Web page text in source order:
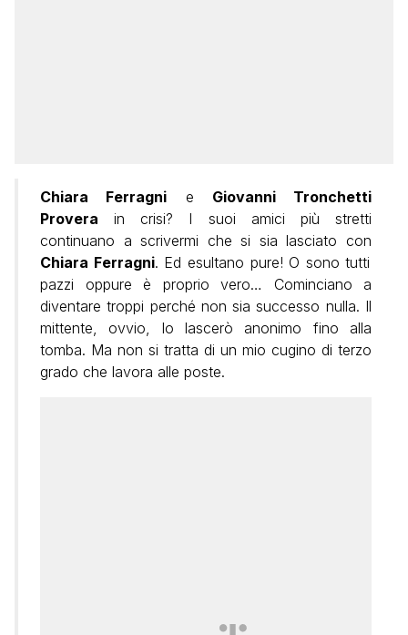
Chiara Ferragni e Giovanni Tronchetti
Provera in crisi? I suoi amici più stretti
continuano a scrivermi che si sia lasciato con
Chiara Ferragni. Ed esultano pure! O sono tutti
pazzi oppure è proprio vero… Cominciano a
diventare troppi perché non sia successo nulla. Il
mittente, ovvio, lo lascerò anonimo fino alla
tomba. Ma non si tratta di un mio cugino di terzo
grado che lavora alle poste.